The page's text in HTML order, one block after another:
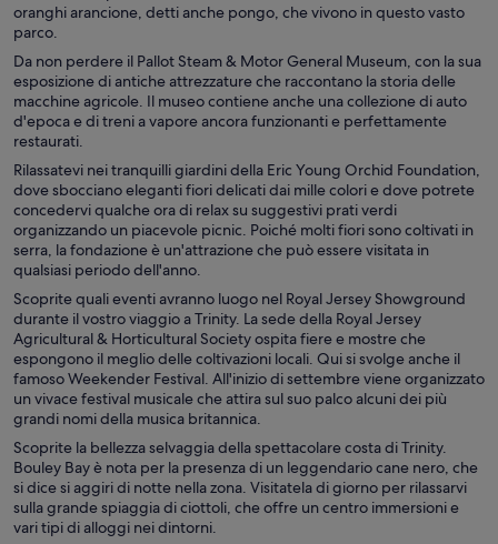
oranghi arancione, detti anche pongo, che vivono in questo vasto
parco.
Da non perdere il Pallot Steam & Motor General Museum, con la sua
esposizione di antiche attrezzature che raccontano la storia delle
macchine agricole. Il museo contiene anche una collezione di auto
d'epoca e di treni a vapore ancora funzionanti e perfettamente
restaurati.
Rilassatevi nei tranquilli giardini della Eric Young Orchid Foundation,
dove sbocciano eleganti fiori delicati dai mille colori e dove potrete
concedervi qualche ora di relax su suggestivi prati verdi
organizzando un piacevole picnic. Poiché molti fiori sono coltivati in
serra, la fondazione è un'attrazione che può essere visitata in
qualsiasi periodo dell'anno.
Scoprite quali eventi avranno luogo nel Royal Jersey Showground
durante il vostro viaggio a Trinity. La sede della Royal Jersey
Agricultural & Horticultural Society ospita fiere e mostre che
espongono il meglio delle coltivazioni locali. Qui si svolge anche il
famoso Weekender Festival. All'inizio di settembre viene organizzato
un vivace festival musicale che attira sul suo palco alcuni dei più
grandi nomi della musica britannica.
Scoprite la bellezza selvaggia della spettacolare costa di Trinity.
Bouley Bay è nota per la presenza di un leggendario cane nero, che
si dice si aggiri di notte nella zona. Visitatela di giorno per rilassarvi
sulla grande spiaggia di ciottoli, che offre un centro immersioni e
vari tipi di alloggi nei dintorni.